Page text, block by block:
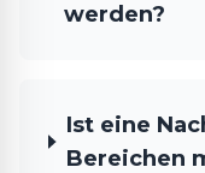
werden?
Ist eine
Bereichen